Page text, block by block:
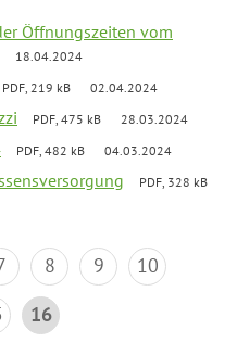
Öffnungszeiten vom
18.04.2024
PDF, 219 kB 02.04.2024
PDF, 475 kB 28.03.2024
PDF, 482 kB 04.03.2024
PDF, 328 kB
8 9
10
16